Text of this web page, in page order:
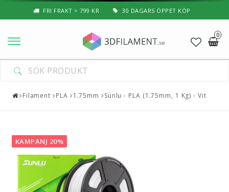
FRI FRAKT > 799 KR 30 DAGARS ÖPPET KÖP
0
Nyheter & Populärt
Filament
3D-Pussel & Prylar
3D-Skrivare — Tillbehör
3D-Skrivare — Delar
Filament PLA 1.75mm Sunlu - PLA (1.75mm, 1 Kg) - Vit
KAMPANJ 20%